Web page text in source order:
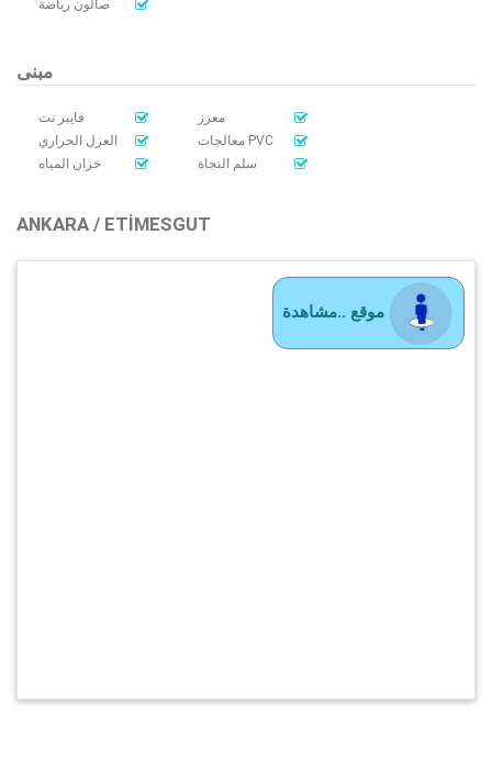
صالون رياضة
مبنى
فايبر نت
معزز
العزل الحراري
معالجات PVC
خزان المياه
سلم النجاة
ANKARA / ETIMESGUT